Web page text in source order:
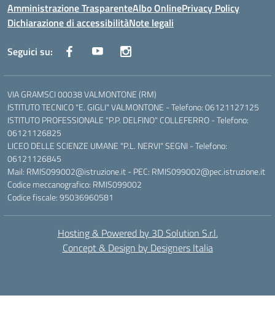
Amministrazione TrasparenteAlbo OnlinePrivacy Policy
Dichiarazione di accessibilitàNote legali
Seguici su:
VIA GRAMSCI 00038 VALMONTONE (RM)
ISTITUTO TECNICO "E. GIGLI" VALMONTONE - Telefono: 06121127125
ISTITUTO PROFESSIONALE "P.P. DELFINO" COLLEFERRO - Telefono:
06121126825
LICEO DELLE SCIENZE UMANE "P.L. NERVI" SEGNI - Telefono:
06121126845
Mail: RMIS099002@istruzione.it - PEC: RMIS099002@pec.istruzione.it
Codice meccanografico: RMIS099002
Codice fiscale: 95036960581
Hosting & Powered by 3D Solution S.r.l.
Concept & Design by Designers Italia